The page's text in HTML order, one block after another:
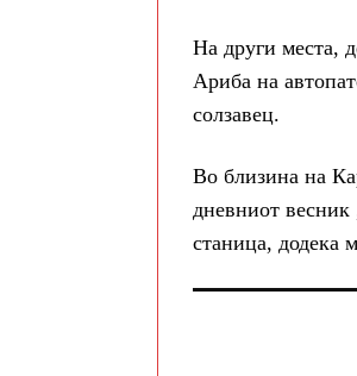
На други места,
Ариба на
солзавец.
Во близина на
дневниот весник
станица, додека